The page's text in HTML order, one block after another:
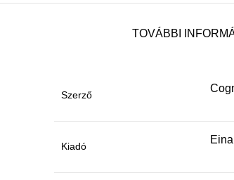
TOVÁBBI
Szerző
Kiadó